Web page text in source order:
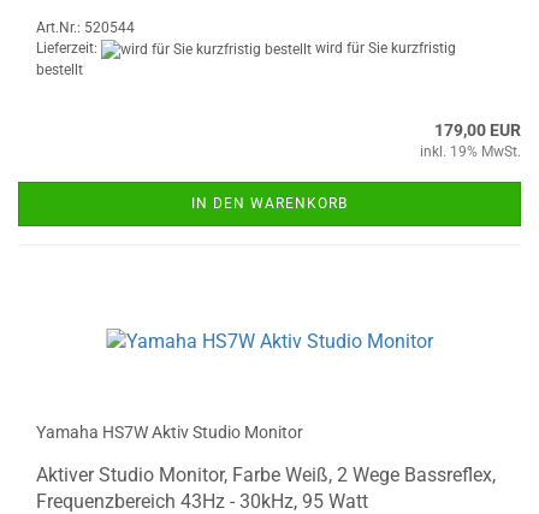
Art.Nr.: 520544
Lieferzeit:
wird für Sie kurzfristig
bestellt
179,00 EUR
inkl. 19% MwSt.
IN DEN WARENKORB
Yamaha HS7W Aktiv Studio Monitor
Aktiver Studio Monitor, Farbe Weiß, 2 Wege Bassreflex,
Frequenzbereich 43Hz - 30kHz, 95 Watt